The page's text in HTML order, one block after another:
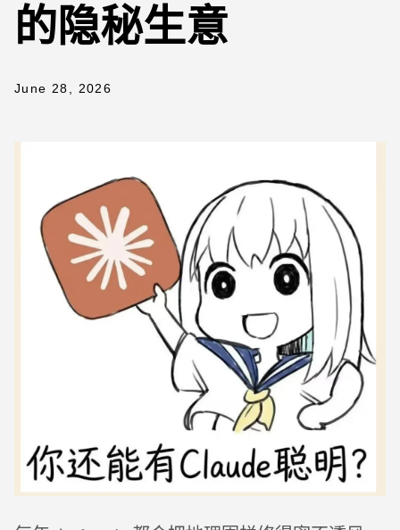
的隐秘生意
June 28, 2026